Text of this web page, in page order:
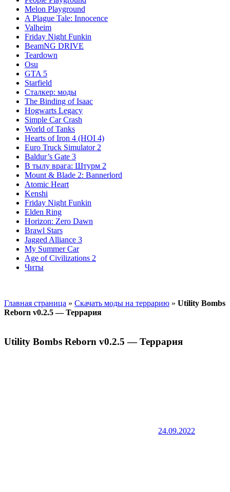
Melon Playground
A Plague Tale: Innocence
Valheim
Friday Night Funkin
BeamNG DRIVE
Teardown
Osu
GTA 5
Starfield
Сталкер: моды
The Binding of Isaac
Hogwarts Legacy
Simple Car Crash
World of Tanks
Hearts of Iron 4 (HOI 4)
Euro Truck Simulator 2
Baldur’s Gate 3
В тылу врага: Штурм 2
Mount & Blade 2: Bannerlord
Atomic Heart
Kenshi
Friday Night Funkin
Elden Ring
Horizon: Zero Dawn
Brawl Stars
Jagged Alliance 3
My Summer Car
Age of Civilizations 2
Читы
Главная страница » Скачать моды на террарию » Utility Bombs
Reborn v0.2.5 — Террария
Utility Bombs Reborn v0.2.5 — Террария
24.09.2022